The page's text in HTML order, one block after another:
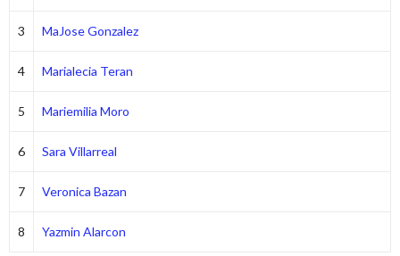
3 MaJose Gonzalez
4 Marialecia Teran
5 Mariemilia Moro
6 Sara Villarreal
7 Veronica Bazan
8 Yazmin Alarcon